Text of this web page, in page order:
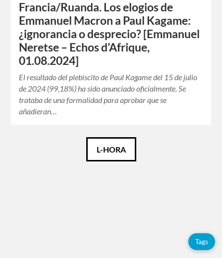
Francia/Ruanda. Los elogios de
Emmanuel Macron a Paul Kagame:
¿ignorancia o desprecio? [Emmanuel
Neretse – Echos d’Afrique,
01.08.2024]
El resultado del plebiscito de Paul Kagame del 15 de julio
de 2024 (99,18%) ha sido anunciado oficialmente. Se
trataba de una formalidad para aprobar que se
añadieran…
L-HORA
Tags